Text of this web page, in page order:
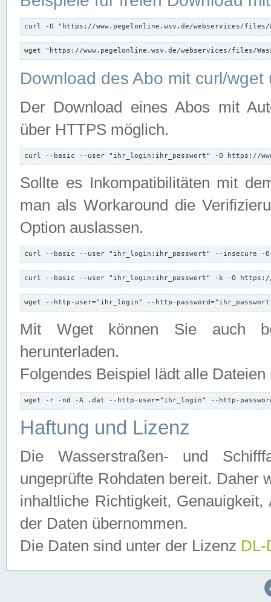
curl -O "https://www.pegelonline.wsv.de/webservices/files/
wget "https://www.pegelonline.wsv.de/webservices/files/
Download des Abo mit curl/
Der Download eines Abos mit
über HTTPS möglich.
curl --basic --user "ihr_login:ihr_passwort" -O https://
Sollte es Inkompatibilitäten mit
man als Workaround die
Option auslassen.
curl --basic --user "ihr_login:ihr_passwort" --insecure -
curl --basic --user "ihr_login:ihr_passwort" -k -O https://
wget --http-user="ihr_login" --http-
Mit Wget können Sie auch
herunterladen.
Folgendes Beispiel lädt alle
wget -r -nd -A .dat --http-user="ihr_login" --http-
Haftung und Lizenz
Die Wasserstraßen- und
ungeprüfte Rohdaten bereit. Daher
inhaltliche Richtigkeit,
der Daten übernommen.
Die Daten sind unter der Lizenz